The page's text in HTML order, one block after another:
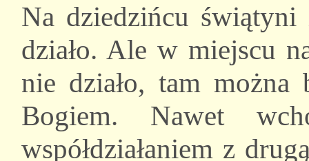
Na dziedzińcu
działo. Ale w miejscu
nie działo, tam można
Bogiem. Nawet
współdziałaniem z